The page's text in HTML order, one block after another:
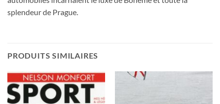
splendeur de Prague.
PRODUITS SIMILAIRES